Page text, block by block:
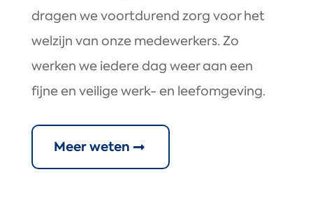
dragen we voortdurend zorg voor het
welzijn van onze medewerkers. Zo
werken we iedere dag weer aan een
fijne en veilige werk- en leefomgeving.
Meer weten